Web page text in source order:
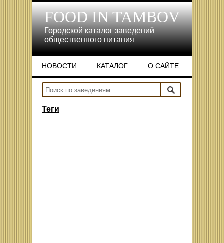
FOOD IN TAMBOV
Городской каталог заведений
общественного питания
НОВОСТИ
НОВОСТИ
КАТАЛОГ
КАТАЛОГ
О САЙТЕ
О САЙТЕ
Теги